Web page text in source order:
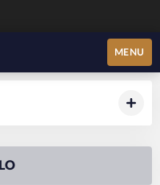
MENU